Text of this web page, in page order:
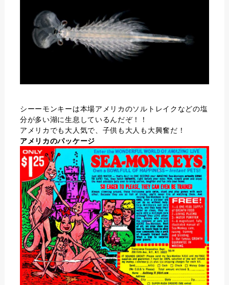
シーーモンキーは本場アメリカのソルトレイクなどの塩
分が多い湖に生息しているんだぞ！！
アメリカでも大人気で、子供も大人も大興奮だ！
アメリカのパッケージ